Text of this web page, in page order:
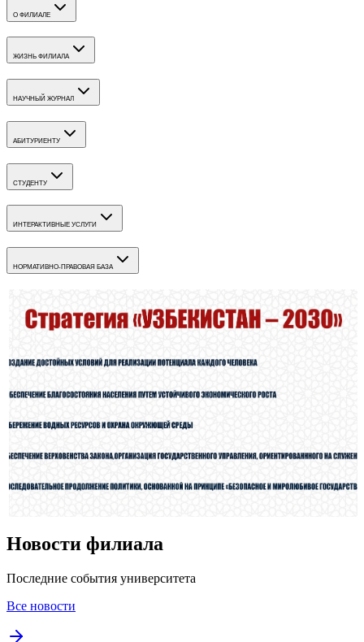
О ФИЛИАЛЕ
ЖИЗНЬ ФИЛИАЛА
НАУЧНЫЙ ЖУРНАЛ
АБИТУРИЕНТУ
СТУДЕНТУ
ИНТЕРАКТИВНЫЕ УСЛУГИ
НОРМАТИВНО-ПРАВОВАЯ БАЗА
Новости филиала
Последние события университета
Все новости